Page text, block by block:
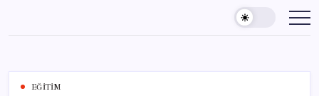
content
EĞITIM